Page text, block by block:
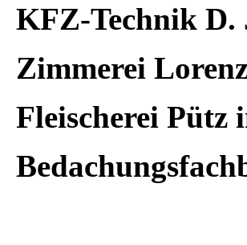
KFZ-Technik D.
Zimmerei
Fleischerei Pütz